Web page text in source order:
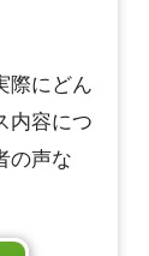
際にどん
内容につ
の声な